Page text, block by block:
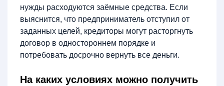
нужды расходуются заёмные средства. Если
выяснится, что предприниматель отступил от
заданных целей, кредиторы могут расторгнуть
договор в одностороннем порядке и
потребовать досрочно вернуть все деньги.
На каких условиях можно получить